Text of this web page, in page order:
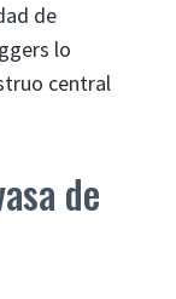
de
lo
central
de